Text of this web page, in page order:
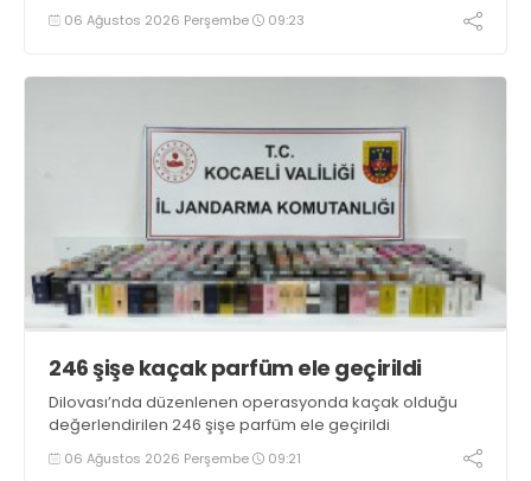
06 Ağustos 2026 Perşembe 09:23
246 şişe kaçak parfüm ele geçirildi
Dilovası’nda düzenlenen operasyonda kaçak olduğu
değerlendirilen 246 şişe parfüm ele geçirildi
06 Ağustos 2026 Perşembe 09:21